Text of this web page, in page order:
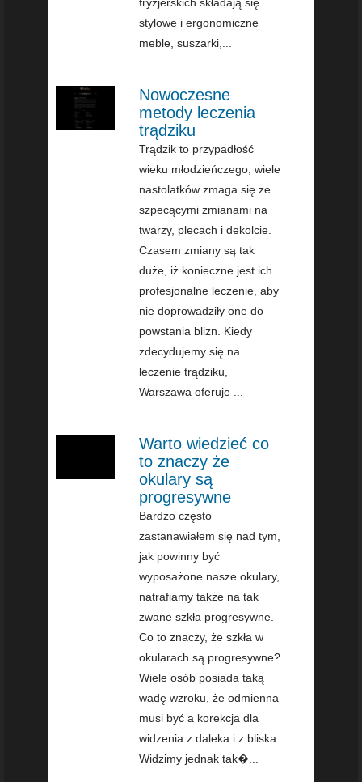
fryzjerskich składają się
stylowe i ergonomiczne
meble, suszarki,...
Nowoczesne
metody leczenia
trądziku
Trądzik to przypadłość
wieku młodzieńczego, wiele
nastolatków zmaga się ze
szpecącymi zmianami na
twarzy, plecach i dekolcie.
Czasem zmiany są tak
duże, iż konieczne jest ich
profesjonalne leczenie, aby
nie doprowadziły one do
powstania blizn. Kiedy
zdecydujemy się na
leczenie trądziku,
Warszawa oferuje ...
Warto wiedzieć co
to znaczy że
okulary są
progresywne
Bardzo często
zastanawiałem się nad tym,
jak powinny być
wyposażone nasze okulary,
natrafiamy także na tak
zwane szkła progresywne.
Co to znaczy, że szkła w
okularach są progresywne?
Wiele osób posiada taką
wadę wzroku, że odmienna
musi być a korekcja dla
widzenia z daleka i z bliska.
Widzimy jednak tak�...